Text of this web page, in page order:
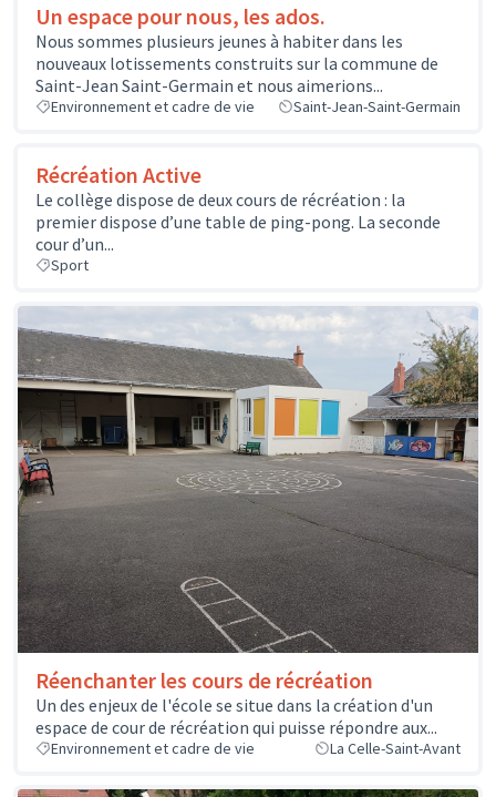
Un espace pour nous, les ados.
Nous sommes plusieurs jeunes à habiter dans les
nouveaux lotissements construits sur la commune de
Saint-Jean Saint-Germain et nous aimerions...
Environnement et cadre de vie Saint-Jean-Saint-Germain
Récréation Active
Le collège dispose de deux cours de récréation : la
premier dispose d’une table de ping-pong. La seconde
cour d’un...
Sport
Réenchanter les cours de récréation
Un des enjeux de l'école se situe dans la création d'un
espace de cour de récréation qui puisse répondre aux...
Environnement et cadre de vie La Celle-Saint-Avant